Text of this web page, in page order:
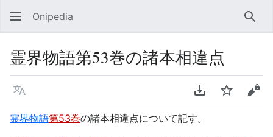
Onipedia 検索
霊界物語第53巻の諸本相違点
言語 PDFをダウンロ
ウォッチソ
霊界物語第53巻の諸本相違点について記す。